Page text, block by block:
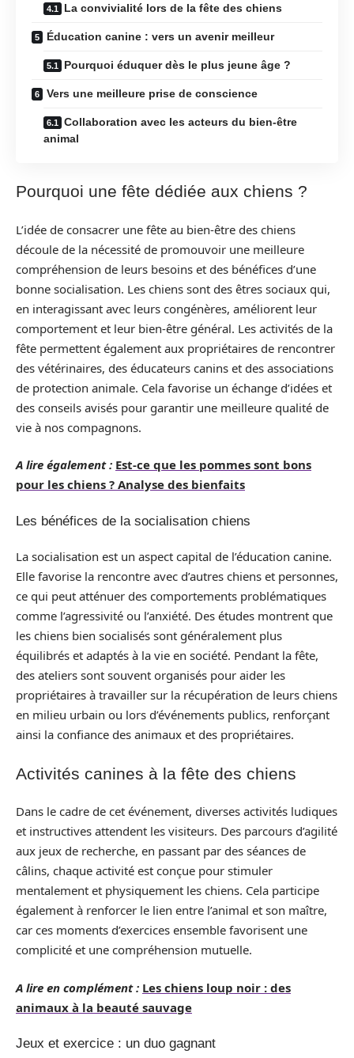
La convivialité lors de la fête des chiens
Éducation canine : vers un avenir meilleur
Pourquoi éduquer dès le plus jeune âge ?
Vers une meilleure prise de conscience
Collaboration avec les acteurs du bien-être
animal
Pourquoi une fête dédiée aux chiens ?
L’idée de consacrer une fête au bien-être des chiens
découle de la nécessité de promouvoir une meilleure
compréhension de leurs besoins et des bénéfices d’une
bonne socialisation. Les chiens sont des êtres sociaux qui,
en interagissant avec leurs congénères, améliorent leur
comportement et leur bien-être général. Les activités de la
fête permettent également aux propriétaires de rencontrer
des vétérinaires, des éducateurs canins et des associations
de protection animale. Cela favorise un échange d’idées et
des conseils avisés pour garantir une meilleure qualité de
vie à nos compagnons.
A lire également : Est-ce que les pommes sont bons
pour les chiens ? Analyse des bienfaits
Les bénéfices de la socialisation chiens
La socialisation est un aspect capital de l’éducation canine.
Elle favorise la rencontre avec d’autres chiens et personnes,
ce qui peut atténuer des comportements problématiques
comme l’agressivité ou l’anxiété. Des études montrent que
les chiens bien socialisés sont généralement plus
équilibrés et adaptés à la vie en société. Pendant la fête,
des ateliers sont souvent organisés pour aider les
propriétaires à travailler sur la récupération de leurs chiens
en milieu urbain ou lors d’événements publics, renforçant
ainsi la confiance des animaux et des propriétaires.
Activités canines à la fête des chiens
Dans le cadre de cet événement, diverses activités ludiques
et instructives attendent les visiteurs. Des parcours d’agilité
aux jeux de recherche, en passant par des séances de
câlins, chaque activité est conçue pour stimuler
mentalement et physiquement les chiens. Cela participe
également à renforcer le lien entre l’animal et son maître,
car ces moments d’exercices ensemble favorisent une
complicité et une compréhension mutuelle.
A lire en complément : Les chiens loup noir : des
animaux à la beauté sauvage
Jeux et exercice : un duo gagnant